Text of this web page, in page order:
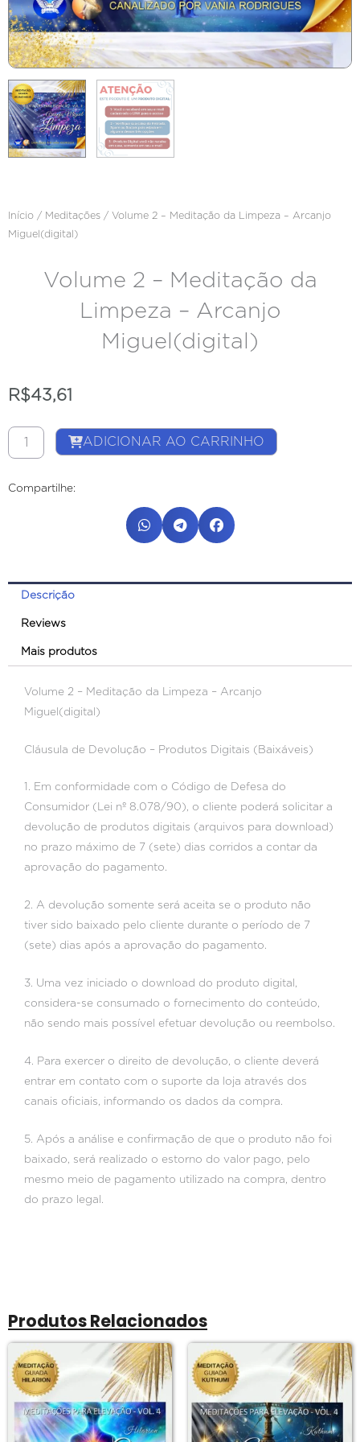
Início / Meditações / Volume 2 – Meditação da Limpeza – Arcanjo
Miguel(digital)
Volume 2 – Meditação da
Limpeza – Arcanjo
Miguel(digital)
R$43,61
Volume
2
Meditação
Miguel(digital)
quantidade
ADICIONAR AO CARRINHO
Compartilhe:
Descrição
Reviews
Mais produtos
Volume 2 – Meditação da Limpeza – Arcanjo
Miguel(digital)
Cláusula de Devolução – Produtos Digitais (Baixáveis)
1. Em conformidade com o Código de Defesa do
Consumidor (Lei nº 8.078/90), o cliente poderá solicitar a
devolução de produtos digitais (arquivos para download)
no prazo máximo de 7 (sete) dias corridos a contar da
aprovação do pagamento.
2. A devolução somente será aceita se o produto não
tiver sido baixado pelo cliente durante o período de 7
(sete) dias após a aprovação do pagamento.
3. Uma vez iniciado o download do produto digital,
considera-se consumado o fornecimento do conteúdo,
não sendo mais possível efetuar devolução ou reembolso.
4. Para exercer o direito de devolução, o cliente deverá
entrar em contato com o suporte da loja através dos
canais oficiais, informando os dados da compra.
5. Após a análise e confirmação de que o produto não foi
baixado, será realizado o estorno do valor pago, pelo
mesmo meio de pagamento utilizado na compra, dentro
do prazo legal.
Produtos Relacionados